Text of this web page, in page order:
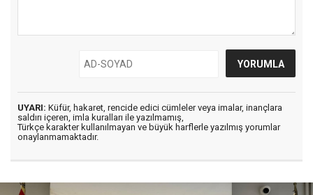
UYARI: Küfür, hakaret, rencide edici cümleler veya imalar, inançlara
saldırı içeren, imla kuralları ile yazılmamış,
Türkçe karakter kullanılmayan ve büyük harflerle yazılmış yorumlar
onaylanmamaktadır.